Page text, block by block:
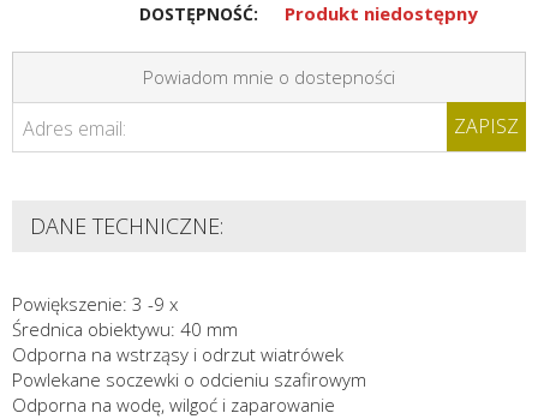
DOSTĘPNOŚĆ: Produkt niedostępny
Powiadom mnie o dostepności
Adres email: ZAPISZ
DANE TECHNICZNE:
Powiększenie: 3 -9 x
Średnica obiektywu: 40 mm
Odporna na wstrząsy i odrzut wiatrówek
Powlekane soczewki o odcieniu szafirowym
Odporna na wodę, wilgoć i zaparowanie